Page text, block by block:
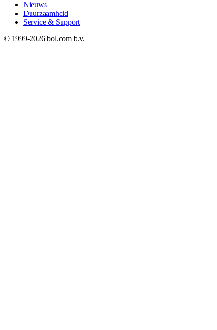
Nieuws
Duurzaamheid
Service & Support
© 1999-2026 bol.com b.v.